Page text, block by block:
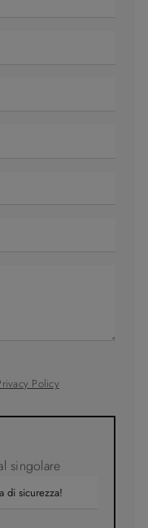
Policy
singolare